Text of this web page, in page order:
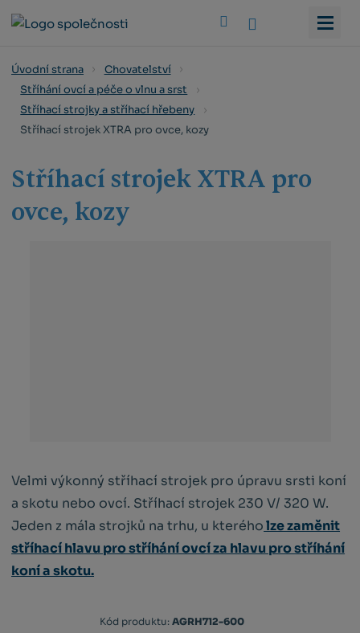
Úvodní strana
Chovatelství
Stříhání ovcí a péče o vlnu a srst
Stříhací strojky a stříhací hřebeny
Stříhací strojek XTRA pro ovce, kozy
Stříhací strojek XTRA pro
ovce, kozy
Velmi výkonný stříhací strojek pro úpravu srsti koní
a skotu nebo ovcí. Stříhací strojek 230 V/ 320 W.
Jeden z mála strojků na trhu, u kteréholze zaměnit
stříhací hlavu pro stříhání ovcí za hlavu pro stříhání
koní a skotu.
Kód produktu: AGRH712-600